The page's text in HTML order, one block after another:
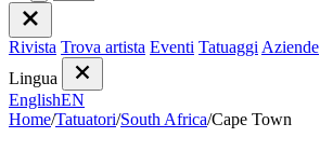
Rivista Trova artista Eventi Tatuaggi Aziende
Lingua
EnglishEN
Home/Tatuatori/South Africa/Cape Town